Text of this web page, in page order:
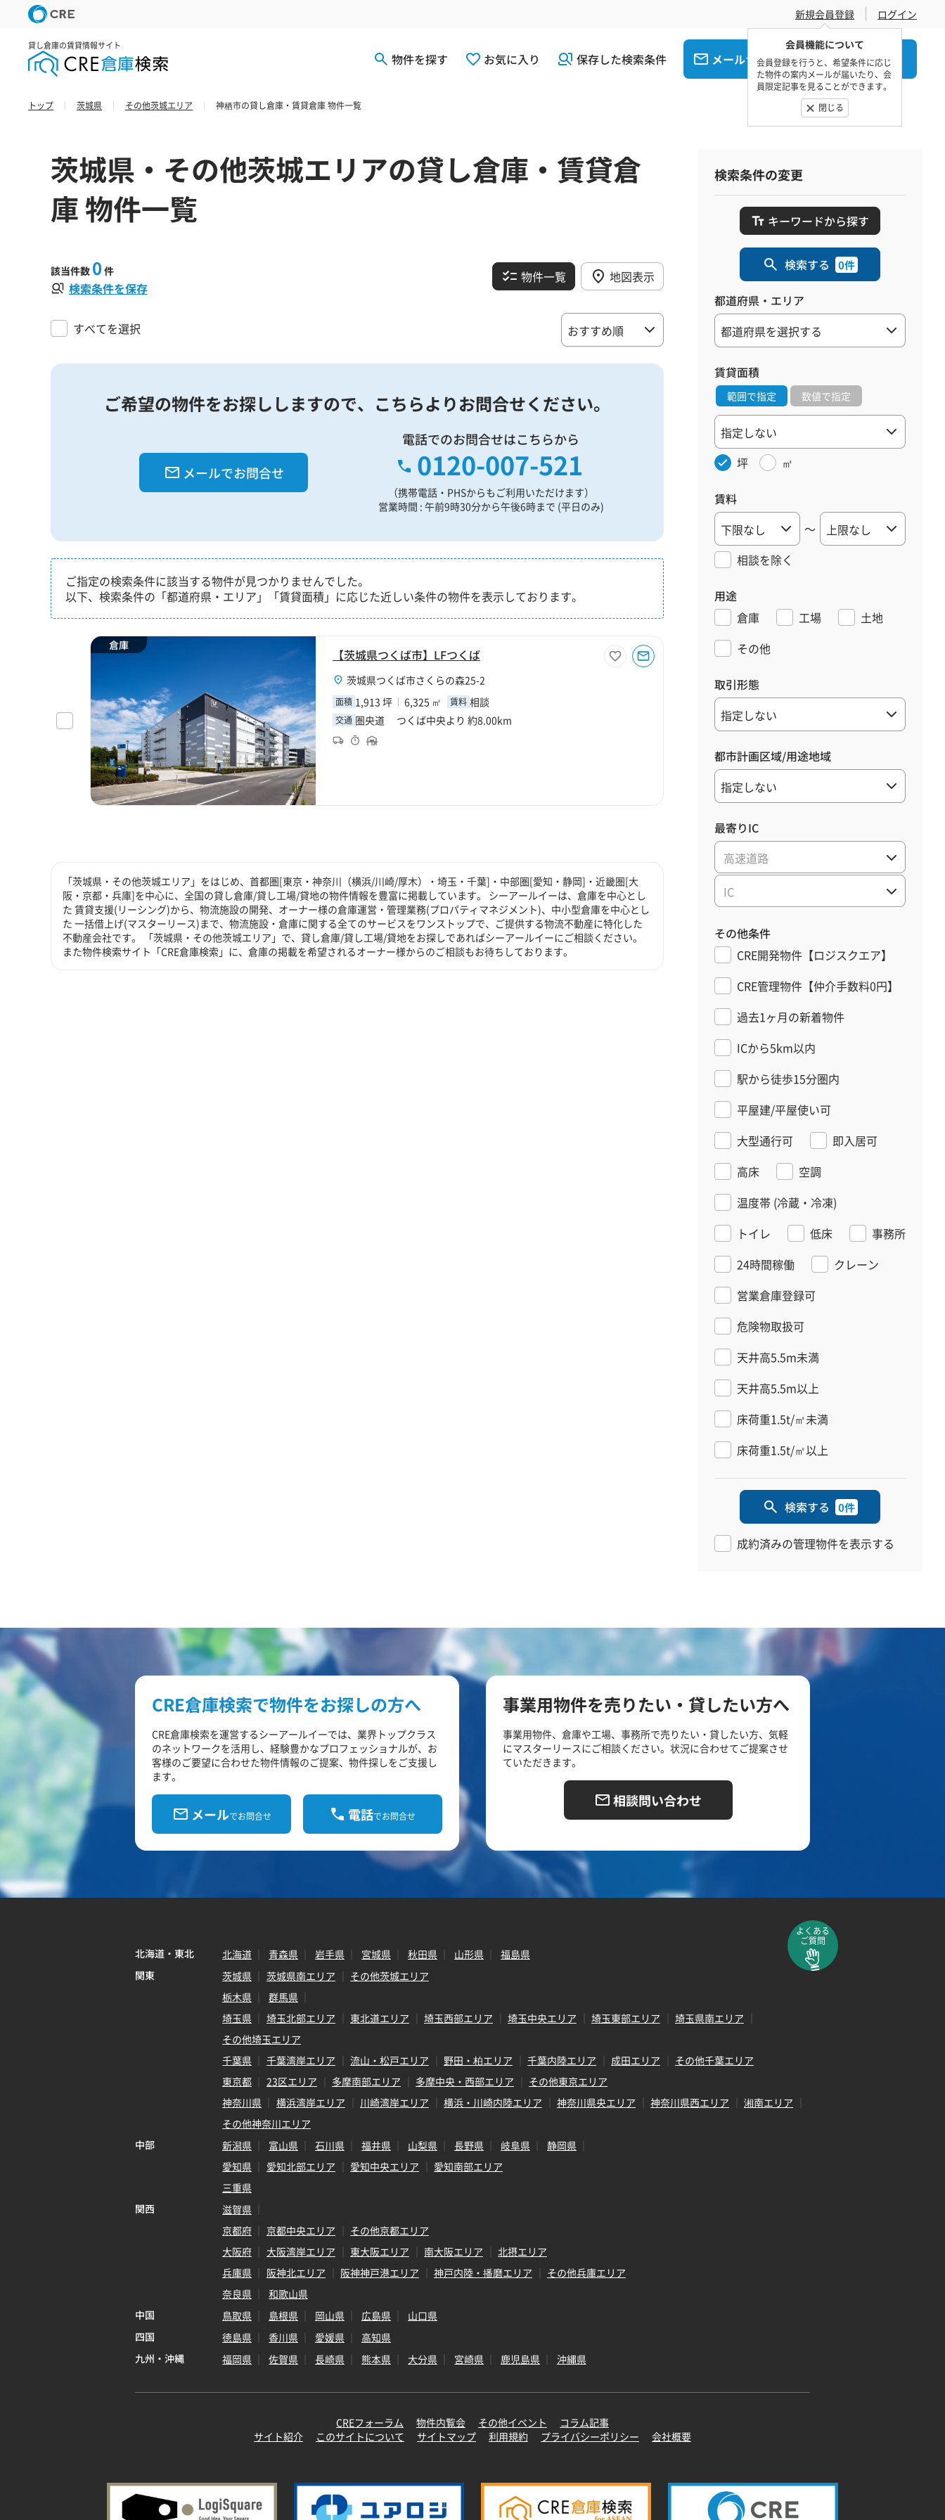
新規会員登録
会員機能について
会員登録を行うと、希望条件に応じ
た物件の案内メールが届いたり、会
員限定記事を見ることができます。
閉じる
ログイン
貸し倉庫の賃貸情報サイト
物件を探す お気に入り 保存した検索条件 メールでお問合せ 電話でお問合せ
トップ 茨城県 その他茨城エリア 神栖市の貸し倉庫・賃貸倉庫 物件一覧
茨城県・その他茨城エリアの貸し倉庫・賃貸倉
庫 物件一覧
該当件数 0 件
検索条件を保存
物件一覧 地図表示
すべてを選択
ご希望の物件をお探ししますので、 こちらよりお問合せください。
メールでお問合せ
電話でのお問合せはこちらから
0120-007-521
（携帯電話・PHSからもご利用いただけます）
営業時間 : 午前9時30分から午後6時まで (平日のみ)
ご指定の検索条件に該当する物件が見つかりませんでした。
以下、検索条件の「都道府県・エリア」「賃貸面積」に応じた近しい条件の物件を表示しております。
倉庫
【茨城県つくば市】LFつくば
茨城県つくば市さくらの森25-2
面積 1,913 坪 6,325 ㎡ 賃料 相談
交通 圏央道 つくば中央より 約8.00km
「茨城県・その他茨城エリア」をはじめ、首都圏[東京・神奈川（横浜/川崎/厚木）・埼玉・千葉]・中部圏[愛知・静岡]・近畿圏[大
阪・京都・兵庫]を中心に、全国の貸し倉庫/貸し工場/貸地の物件情報を豊富に掲載しています。 シーアールイーは、倉庫を中心とし
た 賃貸支援(リーシング)から、物流施設の開発、オーナー様の倉庫運営・管理業務(プロパティマネジメント)、中小型倉庫を中心とし
た 一括借上げ(マスターリース)まで、物流施設・倉庫に関する全てのサービスをワンストップで、ご提供する物流不動産に特化した
不動産会社です。 「茨城県・その他茨城エリア」で、貸し倉庫/貸し工場/貸地をお探しであればシーアールイーにご相談ください。
また物件検索サイト「CRE倉庫検索」に、倉庫の掲載を希望されるオーナー様からのご相談もお待ちしております。
検索条件の変更
キーワードから探す
検索する 0件
都道府県・エリア
賃貸面積
範囲で指定 数値で指定
坪 ㎡
賃料
～
相談を除く
用途
倉庫
工場
土地
その他
取引形態
都市計画区域/用途地域
最寄りIC
高速道路
IC
その他条件
CRE開発物件【ロジスクエア】
CRE管理物件【仲介手数料0円】
過去1ヶ月の新着物件
ICから5km以内
駅から徒歩15分圏内
平屋建/平屋使い可
大型通行可
即入居可
高床
空調
温度帯 (冷蔵・冷凍)
トイレ
低床
事務所
24時間稼働
クレーン
営業倉庫登録可
危険物取扱可
天井高5.5m未満
天井高5.5m以上
床荷重1.5t/㎡未満
床荷重1.5t/㎡以上
検索する 0件
成約済みの管理物件を表示する
CRE倉庫検索で物件をお探しの方へ
CRE倉庫検索を運営するシーアールイーでは、業界トップクラス
のネットワークを活用し、経験豊かなプロフェッショナルが、お
客様のご要望に合わせた物件情報のご提案、物件探しをご支援し
ます。
メールでお問合せ 電話でお問合せ
事業用物件を売りたい・貸したい方へ
事業用物件、倉庫や工場、事務所で売りたい・貸したい方、気軽
にマスターリースにご相談ください。状況に合わせてご提案させ
ていただきます。
相談問い合わせ
よくある
ご質問
北海道・東北 北海道 青森県 岩手県 宮城県 秋田県 山形県
福島県
関東
茨城県 茨城県南エリア
その他茨城エリア
栃木県
群馬県
埼玉県
埼玉北部エリア 東北道エリア 埼玉西部エリア 埼玉中央エリア 埼玉東部エリア
埼玉県南エリア
その他埼玉エリア
千葉県
千葉湾岸エリア 流山・松戸エリア 野田・柏エリア 千葉内陸エリア 成田エリア
その他千葉エリア
東京都
23区エリア 多摩南部エリア 多摩中央・西部エリア
その他東京エリア
神奈川県
横浜湾岸エリア 川崎湾岸エリア 横浜・川崎内陸エリア 神奈川県央エリア 神奈川県西エリア
湘南エリア
その他神奈川エリア
中部
新潟県 富山県 石川県 福井県 山梨県 長野県 岐阜県
静岡県
愛知県
愛知北部エリア 愛知中央エリア
愛知南部エリア
三重県
関西
滋賀県
京都府
京都中央エリア
その他京都エリア
大阪府
大阪湾岸エリア 東大阪エリア 南大阪エリア
北摂エリア
兵庫県
阪神北エリア 阪神神戸港エリア 神戸内陸・播磨エリア
その他兵庫エリア
奈良県
和歌山県
中国
鳥取県 島根県 岡山県 広島県
山口県
四国
徳島県 香川県 愛媛県
高知県
九州・沖縄
福岡県 佐賀県 長崎県 熊本県 大分県 宮崎県 鹿児島県 沖縄県
CREフォーラム 物件内覧会 その他イベント
コラム記事
サイト紹介
このサイトについて サイトマップ 利用規約 プライバシーポリシー 会社概要